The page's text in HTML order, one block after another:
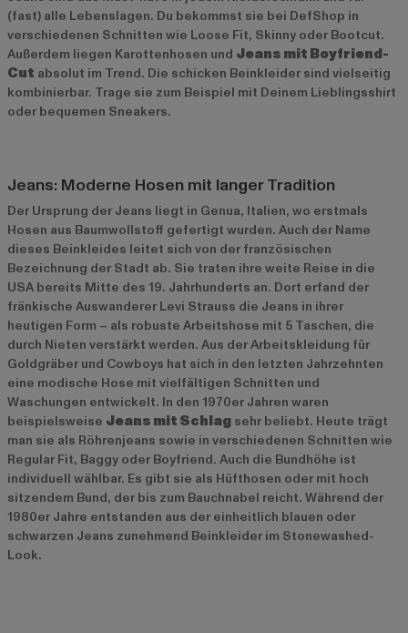
(fast) alle Lebenslagen. Du bekommst sie bei DefShop in
verschiedenen Schnitten wie Loose Fit, Skinny oder Bootcut.
Außerdem liegen Karottenhosen und Jeans mit Boyfriend-
Cut absolut im Trend. Die schicken Beinkleider sind vielseitig
kombinierbar. Trage sie zum Beispiel mit Deinem Lieblingsshirt
oder bequemen Sneakers.
Jeans: Moderne Hosen mit langer Tradition
Der Ursprung der Jeans liegt in Genua, Italien, wo erstmals
Hosen aus Baumwollstoff gefertigt wurden. Auch der Name
dieses Beinkleides leitet sich von der französischen
Bezeichnung der Stadt ab. Sie traten ihre weite Reise in die
USA bereits Mitte des 19. Jahrhunderts an. Dort erfand der
fränkische Auswanderer Levi Strauss die Jeans in ihrer
heutigen Form – als robuste Arbeitshose mit 5 Taschen, die
durch Nieten verstärkt werden. Aus der Arbeitskleidung für
Goldgräber und Cowboys hat sich in den letzten Jahrzehnten
eine modische Hose mit vielfältigen Schnitten und
Waschungen entwickelt. In den 1970er Jahren waren
beispielsweise Jeans mit Schlag sehr beliebt. Heute trägt
man sie als Röhrenjeans sowie in verschiedenen Schnitten wie
Regular Fit, Baggy oder Boyfriend. Auch die Bundhöhe ist
individuell wählbar. Es gibt sie als Hüfthosen oder mit hoch
sitzendem Bund, der bis zum Bauchnabel reicht. Während der
1980er Jahre entstanden aus der einheitlich blauen oder
schwarzen Jeans zunehmend Beinkleider im Stonewashed-
Look.